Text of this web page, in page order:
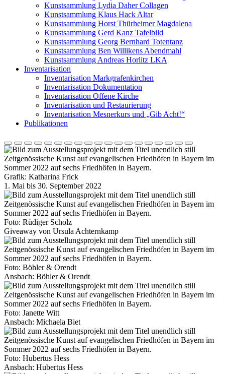
Kunstsammlung Lydia Daher Collagen
Kunstsammlung Klaus Hack Altar
Kunstsammlung Horst Thürheimer Magdalena
Kunstsammlung Gerd Kanz Tafelbild
Kunstsammlung Georg Bernhard Totentanz
Kunstsammlung Ben Willikens Abendmahl
Kunstsammlung Andreas Horlitz LKA
Inventarisation
Inventarisation Markgrafenkirchen
Inventarisation Dokumentation
Inventarisation Offene Kirche
Inventarisation und Restaurierung
Inventarisation Mesnerkurs und „Gib Acht!“
Publikationen
Grafik: Katharina Frick
1. Mai bis 30. September 2022
Foto: Rüdiger Scholz
Giveaway von Ursula Achternkamp
Foto: Böhler & Orendt
Ansbach: Böhler & Orendt
Foto: Janette Witt
Ansbach: Michaela Biet
Foto: Hubertus Hess
Ansbach: Hubertus Hess